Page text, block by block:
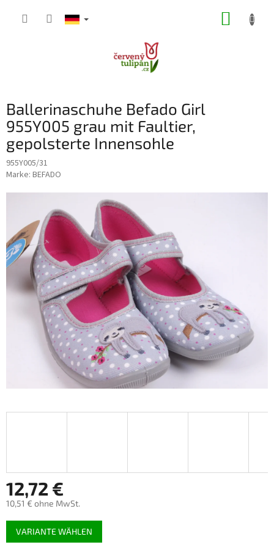
Ballerinaschuhe Befado Girl
955Y005 grau mit Faultier,
gepolsterte Innensohle
955Y005/31
Marke: BEFADO
12,72 €
10,51 € ohne MwSt.
Verkaufspreis:
VARIANTE WÄHLEN